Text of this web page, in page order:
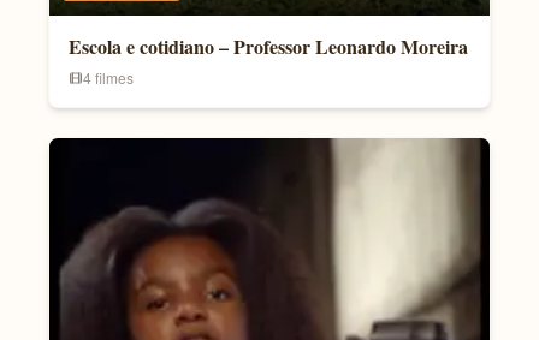
Escola e cotidiano – Professor Leonardo Moreira
4 filmes